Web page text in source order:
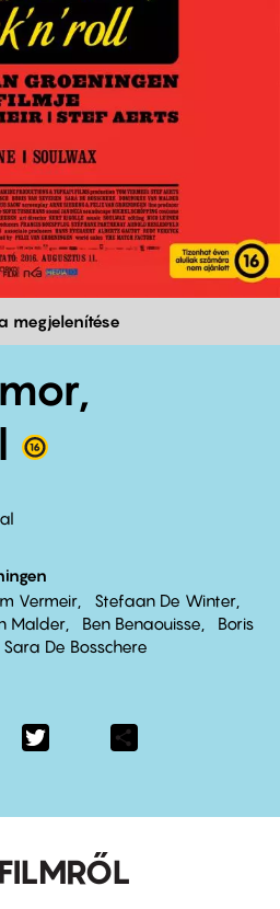
megjelenítése
Vermeir
Stefaan De Winter
Malder
Ben Benaouisse
Boris
Sara De Bosschere